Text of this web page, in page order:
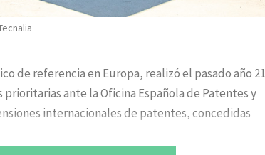
de referencia en Europa, realizó el pasado año 21
ante la Oficina Española de Patentes y
internacionales de patentes, concedidas